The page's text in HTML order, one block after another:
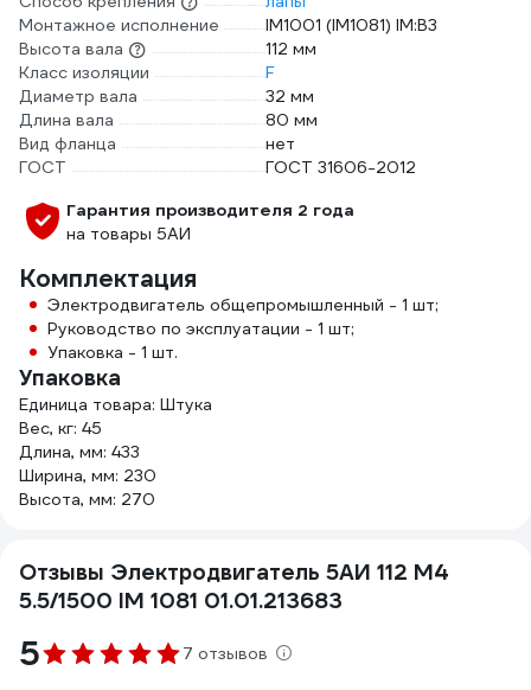
Монтажное исполнение
IM1001 (IM1081) IM:B3
Высота вала
112 мм
Класс изоляции
F
Диаметр вала
32 мм
Длина вала
80 мм
Вид фланца
нет
ГОСТ
ГОСТ 31606-2012
Гарантия производителя 2 года
на товары 5АИ
Комплектация
Электродвигатель общепромышленный - 1 шт;
Руководство по эксплуатации - 1 шт;
Упаковка - 1 шт.
Упаковка
Единица товара: Штука
Вес, кг: 45
Длина, мм: 433
Ширина, мм: 230
Высота, мм: 270
Отзывы Электродвигатель 5АИ 112 М4
5.5/1500 IM 1081 01.01.213683
5 7 отзывов